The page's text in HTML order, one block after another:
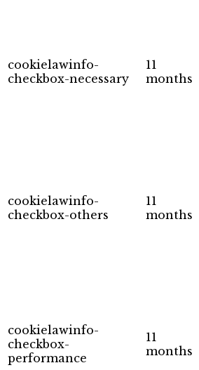
cookielawinfo-
checkbox-necessary
11
months
cookielawinfo-
checkbox-others
11
months
cookielawinfo-
checkbox-
performance
11
months